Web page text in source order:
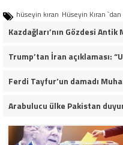
hüseyin kıran Hüseyin Kıran
Ferdi Tayfur’un damadı
Arabulucu ülke Pakistan